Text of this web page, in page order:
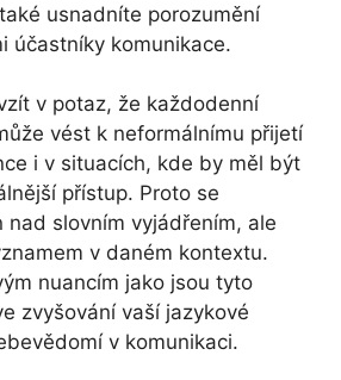
usnadníte porozumění
účastníky komunikace.
v potaz, že každodenní
vést k neformálnímu přijetí
i v situacích, kde by měl být
přístup. Proto se
nad slovním vyjádřením, ale
v daném kontextu.
nuancím jako jsou tyto
zvyšování vaší jazykové
v komunikaci.